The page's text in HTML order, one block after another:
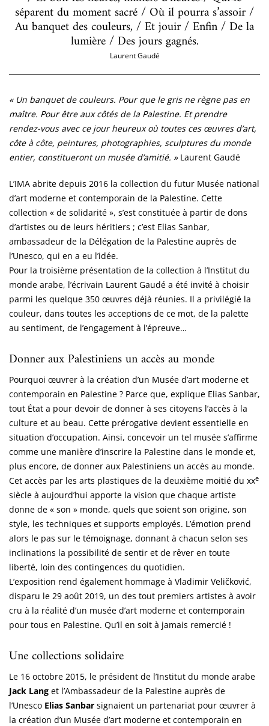
séparent du moment sacré / Où il pourra s’assoir /
Au banquet des couleurs, / Et jouir / Enfin / De la
lumière / Des jours gagnés.
Laurent Gaudé
« Un banquet de couleurs. Pour que le gris ne règne pas en
maître. Pour être aux côtés de la Palestine. Et prendre
rendez-vous avec ce jour heureux où toutes ces œuvres d’art,
côte à côte, peintures, photographies, sculptures du monde
entier, constitueront un musée d’amitié. » Laurent Gaudé
L’IMA abrite depuis 2016 la collection du futur Musée national
d’art moderne et contemporain de la Palestine. Cette
collection « de solidarité », s’est constituée à partir de dons
d’artistes ou de leurs héritiers ; c’est Elias Sanbar,
ambassadeur de la Délégation de la Palestine auprès de
l’Unesco, qui en a eu l’idée.
Pour la troisième présentation de la collection à l’Institut du
monde arabe, l’écrivain Laurent Gaudé a été invité à choisir
parmi les quelque 350 œuvres déjà réunies. Il a privilégié la
couleur, dans toutes les acceptions de ce mot, de la palette
au sentiment, de l’engagement à l’épreuve…
Donner aux Palestiniens un accès au monde
Pourquoi œuvrer à la création d’un Musée d’art moderne et
contemporain en Palestine ? Parce que, explique Elias Sanbar,
tout État a pour devoir de donner à ses citoyens l’accès à la
culture et au beau. Cette prérogative devient essentielle en
situation d’occupation. Ainsi, concevoir un tel musée s’affirme
comme une manière d’inscrire la Palestine dans le monde et,
plus encore, de donner aux Palestiniens un accès au monde.
Cet accès par les arts plastiques de la deuxième moitié du xxe
siècle à aujourd’hui apporte la vision que chaque artiste
donne de « son » monde, quels que soient son origine, son
style, les techniques et supports employés. L’émotion prend
alors le pas sur le témoignage, donnant à chacun selon ses
inclinations la possibilité de sentir et de rêver en toute
liberté, loin des contingences du quotidien.
L’exposition rend également hommage à Vladimir Veličković,
disparu le 29 août 2019, un des tout premiers artistes à avoir
cru à la réalité d’un musée d’art moderne et contemporain
pour tous en Palestine. Qu’il en soit à jamais remercié !
Une collections solidaire
Le 16 octobre 2015, le président de l’Institut du monde arabe
Jack Lang et l’Ambassadeur de la Palestine auprès de
l’Unesco Elias Sanbar signaient un partenariat pour œuvrer à
la création d’un Musée d’art moderne et contemporain en